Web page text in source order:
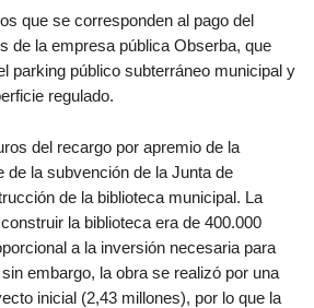
que se corresponden al pago del
de la empresa pública Obserba, que
parking público subterráneo municipal y
regulado.
del recargo por apremio de la
de la subvención de la Junta de
de la biblioteca municipal. La
la biblioteca era de 400.000
a la inversión necesaria para
embargo, la obra se realizó por una
inicial (2,43 millones), por lo que la